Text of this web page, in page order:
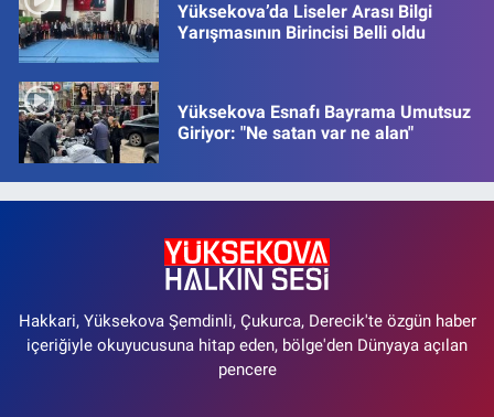
Yüksekova’da Liseler Arası Bilgi
Yarışmasının Birincisi Belli oldu
Yüksekova Esnafı Bayrama Umutsuz
Giriyor: "Ne satan var ne alan"
Hakkari, Yüksekova Şemdinli, Çukurca, Derecik'te özgün haber
içeriğiyle okuyucusuna hitap eden, bölge'den Dünyaya açılan
pencere